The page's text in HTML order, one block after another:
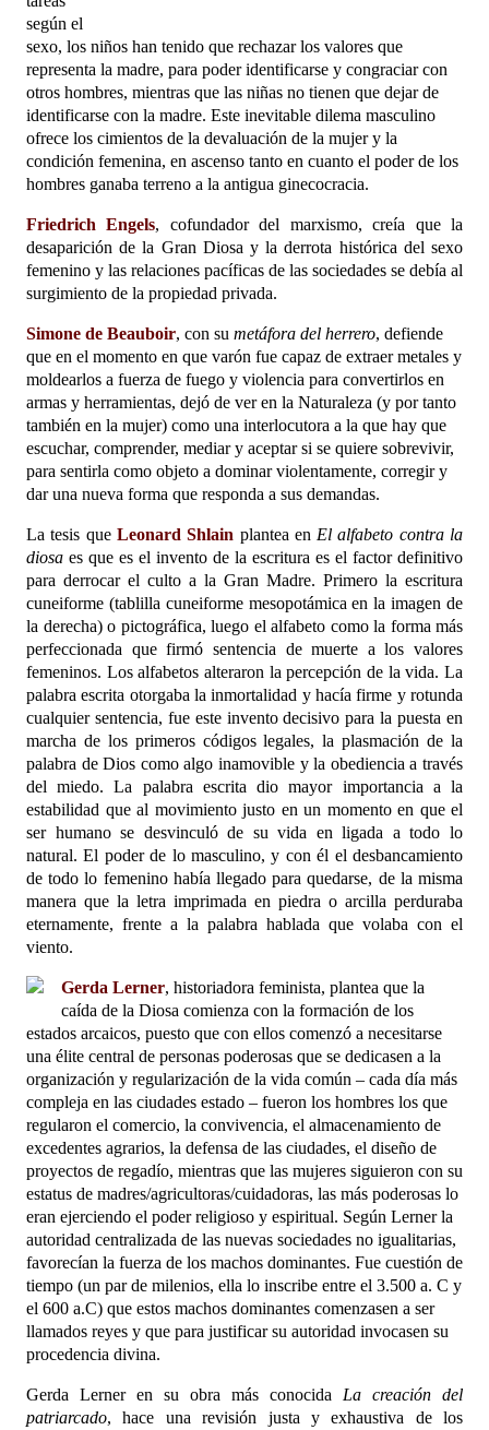
según el
sexo, los niños han tenido que rechazar los valores que
representa la madre, para poder identificarse y congraciar con
otros hombres, mientras que las niñas no tienen que dejar de
identificarse con la madre. Este inevitable dilema masculino
ofrece los cimientos de la devaluación de la mujer y la
condición femenina, en ascenso tanto en cuanto el poder de los
hombres ganaba terreno a la antigua ginecocracia.
Friedrich Engels, cofundador del marxismo, creía que la
desaparición de la Gran Diosa y la derrota histórica del sexo
femenino y las relaciones pacíficas de las sociedades se debía al
surgimiento de la propiedad privada.
Simone de Beauboir, con su metáfora del herrero, defiende
que en el momento en que varón fue capaz de extraer metales y
moldearlos a fuerza de fuego y violencia para convertirlos en
armas y herramientas, dejó de ver en la Naturaleza (y por tanto
también en la mujer) como una interlocutora a la que hay que
escuchar, comprender, mediar y aceptar si se quiere sobrevivir,
para sentirla como objeto a dominar violentamente, corregir y
dar una nueva forma que responda a sus demandas.
La tesis que Leonard Shlain plantea en El alfabeto contra la
diosa es que es el invento de la escritura es el factor definitivo
para derrocar el culto a la Gran Madre. Primero la escritura
cuneiforme (tablilla cuneiforme mesopotámica en la imagen de
la derecha) o pictográfica, luego el alfabeto como la forma más
perfeccionada que firmó sentencia de muerte a los valores
femeninos. Los alfabetos alteraron la percepción de la vida. La
palabra escrita otorgaba la inmortalidad y hacía firme y rotunda
cualquier sentencia, fue este invento decisivo para la puesta en
marcha de los primeros códigos legales, la plasmación de la
palabra de Dios como algo inamovible y la obediencia a través
del miedo. La palabra escrita dio mayor importancia a la
estabilidad que al movimiento justo en un momento en que el
ser humano se desvinculó de su vida en ligada a todo lo
natural. El poder de lo masculino, y con él el desbancamiento
de todo lo femenino había llegado para quedarse, de la misma
manera que la letra imprimada en piedra o arcilla perduraba
eternamente, frente a la palabra hablada que volaba con el
viento.
Gerda Lerner, historiadora feminista, plantea que la
caída de la Diosa comienza con la formación de los
estados arcaicos, puesto que con ellos comenzó a necesitarse
una élite central de personas poderosas que se dedicasen a la
organización y regularización de la vida común – cada día más
compleja en las ciudades estado – fueron los hombres los que
regularon el comercio, la convivencia, el almacenamiento de
excedentes agrarios, la defensa de las ciudades, el diseño de
proyectos de regadío, mientras que las mujeres siguieron con su
estatus de madres/agricultoras/cuidadoras, las más poderosas lo
eran ejerciendo el poder religioso y espiritual. Según Lerner la
autoridad centralizada de las nuevas sociedades no igualitarias,
favorecían la fuerza de los machos dominantes. Fue cuestión de
tiempo (un par de milenios, ella lo inscribe entre el 3.500 a. C y
el 600 a.C) que estos machos dominantes comenzasen a ser
llamados reyes y que para justificar su autoridad invocasen su
procedencia divina.
Gerda Lerner en su obra más conocida La creación del
patriarcado, hace una revisión justa y exhaustiva de los